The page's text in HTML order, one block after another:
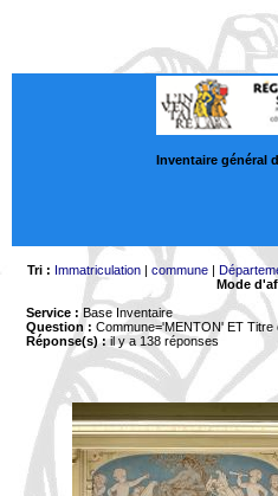
Inventaire général
Tri : Immatriculation| commune|
Mode
Service : Base Inventaire
Question : Commune='MENTON' ET Titre
Réponse(s) :il y a 138 réponses